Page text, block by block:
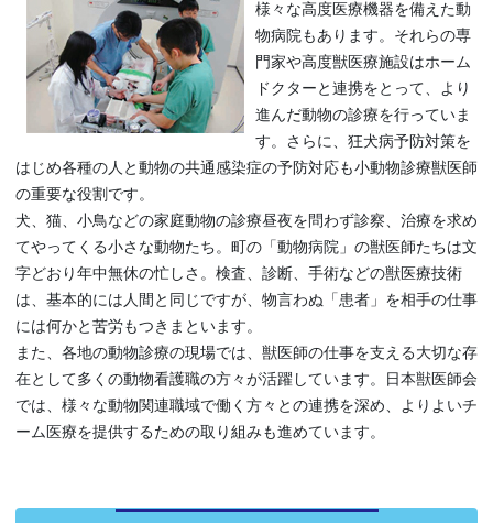
様々な高度医療機器を備えた動
物病院もあります。それらの専
門家や高度獣医療施設はホーム
ドクターと連携をとって、より
進んだ動物の診療を行っていま
す。さらに、狂犬病予防対策を
はじめ各種の人と動物の共通感染症の予防対応も小動物診療獣医師
の重要な役割です。
犬、猫、小鳥などの家庭動物の診療昼夜を問わず診察、治療を求め
てやってくる小さな動物たち。町の「動物病院」の獣医師たちは文
字どおり年中無休の忙しさ。検査、診断、手術などの獣医療技術
は、基本的には人間と同じですが、物言わぬ「患者」を相手の仕事
には何かと苦労もつきまといます。
また、各地の動物診療の現場では、獣医師の仕事を支える大切な存
在として多くの動物看護職の方々が活躍しています。日本獣医師会
では、様々な動物関連職域で働く方々との連携を深め、よりよいチ
ーム医療を提供するための取り組みも進めています。